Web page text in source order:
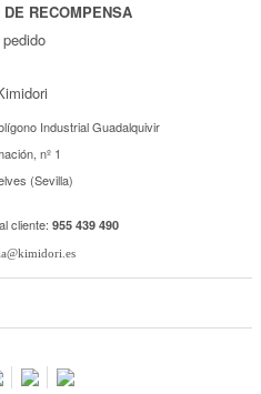
DE RECOMPENSA
Industrial Guadalquivir
nº 1
(Sevilla)
cliente: 955 439 490